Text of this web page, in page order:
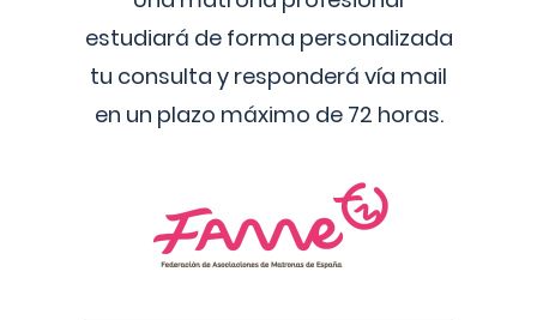
estudiará de forma personalizada
tu consulta y responderá vía mail
en un plazo máximo de 72 horas.